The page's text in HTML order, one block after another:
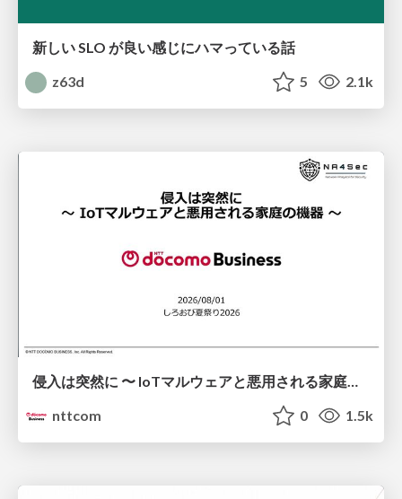
新しい SLO が良い感じにハマっている話
z63d
5 2.1k
侵入は突然に 〜 IoTマルウェアと悪用される家庭の機器 ～ / When Intrusion Strikes: IoT Malware and the Abuse of Home Devices
nttcom
0 1.5k